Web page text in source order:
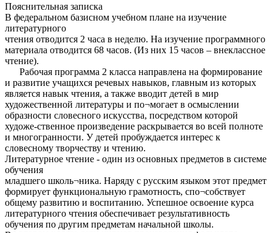
Пояснительная записка
В федеральном базисном учебном плане на изучение
литературного
чтения отводится 2 часа в неделю. На изучение программного
материала отводится 68 часов. (Из них 15 часов – внеклассное
чтение).
Рабочая программа 2 класса направлена на формирование
и развитие учащихся речевых навыков, главным из которых
является навык чтения, а также вводит детей в мир
художественной литературы и по¬могает в осмыслении
образности словесного искусства, посредством которой
художе-ственное произведение раскрывается во всей полноте
и многогранности. У детей пробуждается интерес к
словесному творчеству и чтению.
Литературное чтение - один из основных предметов в системе
обучения
младшего школь¬ника. Наряду с русским языком этот предмет
формирует функциональную грамотность, спо¬собствует
общему развитию и воспитанию. Успешное освоение курса
литературного чтения обеспечивает результативность
обучения по другим предметам начальной школы.